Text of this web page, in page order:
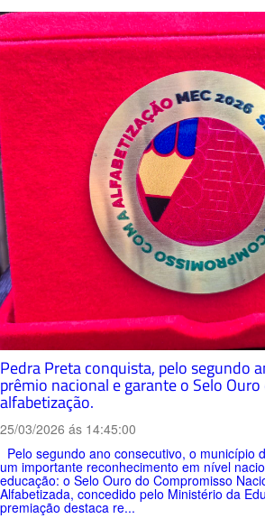
Pedra Preta conquista, pelo segundo
prêmio nacional e garante o Selo Ouro
alfabetização.
25/03/2026 ás 14:45:00
Pelo segundo ano consecutivo, o município
um importante reconhecimento em nível
educação: o Selo Ouro do Compromisso
Alfabetizada, concedido pelo Ministério da
premiação destaca re...